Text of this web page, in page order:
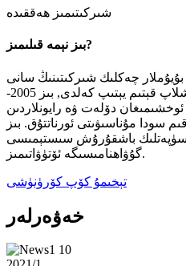
شىركىتىمىز ھەققىدە
بىز نېمە قىلىمىز?
چەكلىك شىركىتىنىڭ سانى
چەكلىك بولۇپ, 2014-يىلدىن باشلاپ قېتىم يېتىپ كەلدى, بىز 2005-
60 دىن ئارتۇق ئوخشىمىغان دۆلەت ۋە رايونلاردىن
سودا مۇناسىۋىتى ئورناتتۇق. بىز
سۈپەتلىك باشقۇرۇش سىستېمىسى
گۇۋاھنامىسىگە ئۆتۈۋاتىمىز.
تېخىمۇ كۆپ كۆرۈنۈشى
خەۋەرلەر
10